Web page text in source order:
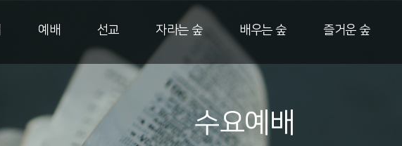
예배 선교 자라는 숲 배우는 숲 즐거운 숲
수요예배